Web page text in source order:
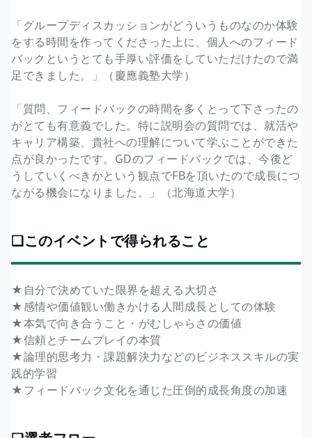
「グループディスカッションがどういうものなのか体験
をする時間を作ってくださった上に、個人へのフィード
バックというとても手厚い評価をしていただけたので満
足できました。」（慶應義塾大学）
「質問、フィードバックの時間を多くとって下さったの
がとても有意義でした。特に説明会の質問では、就活や
キャリア構築、貴社への理解について学ぶことができた
点が良かったです。GDのフィードバックでは、今後ど
うしていくべきかという観点でFBを頂いたので成長につ
ながる機会になりました。」（北海道大学）
❏このイベントで得られること
★自分で決めていた限界を超える大切さ
★感情や価値観い働きかける人間成長としての体験
★本気で向き合うこと・がむしゃらさの価値
★信頼とチームプレイの本質
★論理的思考力・課題解決力などのビジネススキルの実
践的学習
★フィードバック文化を通じた圧倒的成長角度の加速